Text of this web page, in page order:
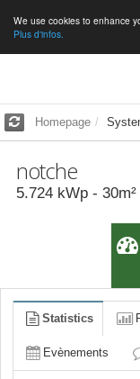
We use cookies to enhance
Plus d'infos.
Homepage
notche
5.724 kWp - 30m²
Statistics
Evènements